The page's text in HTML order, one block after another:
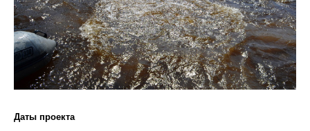
Даты проекта